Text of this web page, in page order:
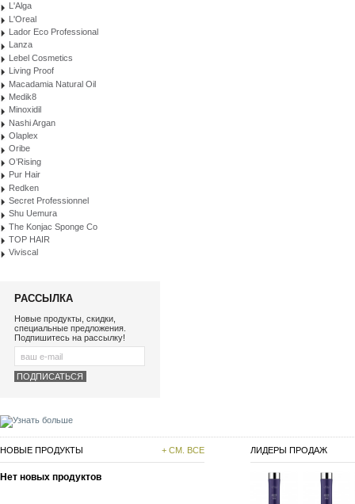
L'Alga
L'Oreal
Lador Eco Professional
Lanza
Lebel Cosmetics
Living Proof
Macadamia Natural Oil
Medik8
Minoxidil
Nashi Argan
Olaplex
Oribe
O’Rising
Pur Hair
Redken
Secret Professionnel
Shu Uemura
The Konjac Sponge Co
TOP HAIR
Viviscal
РАССЫЛКА
Новые продукты, скидки,
специальные предложения.
Подпишитесь на рассылку!
НОВЫЕ ПРОДУКТЫ + СМ. ВСЕ
Нет новых продуктов
ЛИДЕРЫ ПРОДАЖ